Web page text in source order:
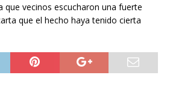
que vecinos escucharon una fuerte
que el hecho haya tenido cierta